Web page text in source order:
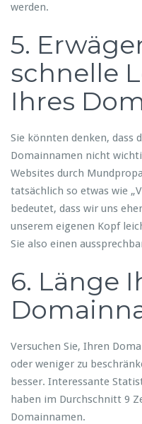
werden.
5.
schnelle
Ihres
Sie könnten denken, dass
Domainnamen nicht
Websites durch
tatsächlich so etwas wie
bedeutet, dass wir uns
unserem eigenen Kopf
Sie also einen
6. Länge
Versuchen Sie, Ihren
oder weniger zu
besser. Interessante
haben im Durchschnitt 9
Domainnamen.